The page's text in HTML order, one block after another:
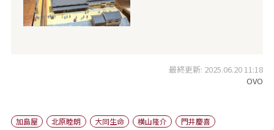
最終更新: 2025.06.20 11:18
OVO
加島屋 北原睦朗 大同生命 横山隆介 門井慶喜